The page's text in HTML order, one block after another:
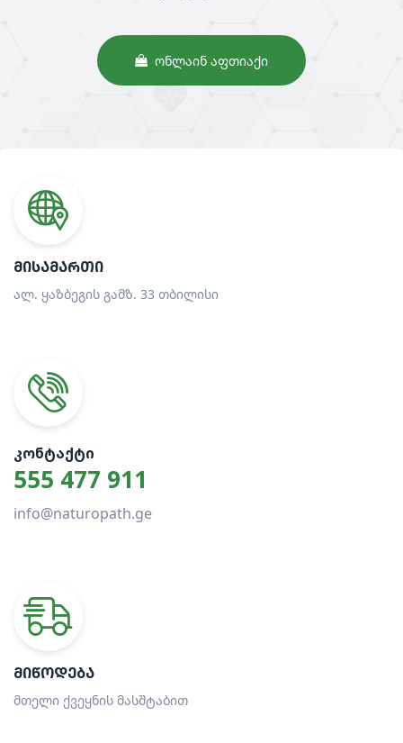
ᲝᲜᲚᲐᲘᲜ ᲐᲤᲗᲘᲐᲥᲘ
ᲛᲘᲡᲐᲛᲐᲠᲗᲘ
ალ. ყაზბეგის გამზ. 33 თბილისი
ᲙᲝᲜᲢᲐᲥᲢᲘ
555 477 911
info@naturopath.ge
ᲛᲘᲬᲝᲓᲔᲑᲐ
მთელი ქვეყნის მასშტაბით